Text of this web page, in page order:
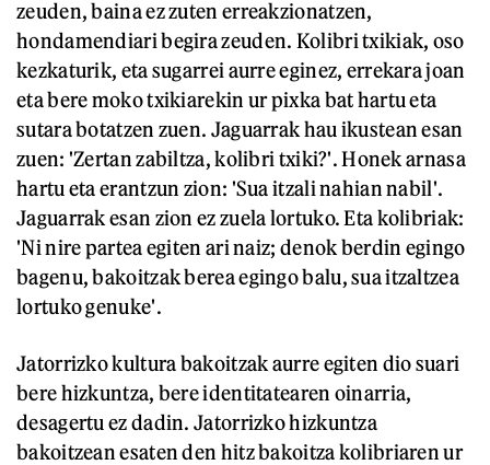
zeuden, baina ez zuten erreakzionatzen,
hondamendiari begira zeuden. Kolibri txikiak, oso
kezkaturik, eta sugarrei aurre eginez, errekara joan
eta bere moko txikiarekin ur pixka bat hartu eta
sutara botatzen zuen. Jaguarrak hau ikustean esan
zuen: 'Zertan zabiltza, kolibri txiki?'. Honek arnasa
hartu eta erantzun zion: 'Sua itzali nahian nabil'.
Jaguarrak esan zion ez zuela lortuko. Eta kolibriak:
'Ni nire partea egiten ari naiz; denok berdin egingo
bagenu, bakoitzak berea egingo balu, sua itzaltzea
lortuko genuke'.
Jatorrizko kultura bakoitzak aurre egiten dio suari
bere hizkuntza, bere identitatearen oinarria,
desagertu ez dadin. Jatorrizko hizkuntza
bakoitzean esaten den hitz bakoitza kolibriaren ur